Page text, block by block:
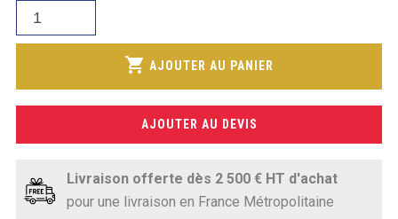
SOUBASSEMENT RÉFRIGÉRÉ
TABLE DE PRÉPARATION
SALADETTE COMPACTE
SALADETTE COMPACTE VITRÉE
948,89€.
actuel
est :
813,47€.
pain
shopping_cart AJOUTER AU PANIER
AJOUTER AU DEVIS
Livraison offerte dès 2 500 € HT d'achat
pour une livraison en France Métropolitaine